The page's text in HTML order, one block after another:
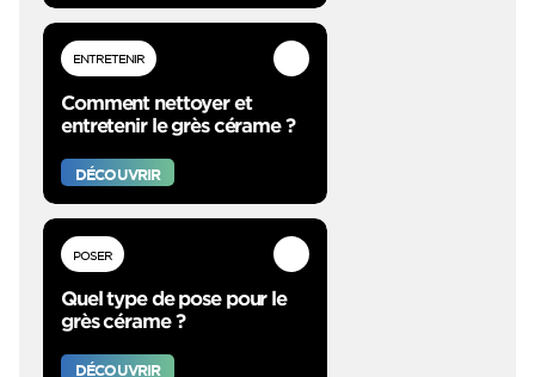
ENTRETENIR
Comment nettoyer et
entretenir le grès cérame ?
DÉCOUVRIR
POSER
Quel type de pose pour le
grès cérame ?
DÉCOUVRIR